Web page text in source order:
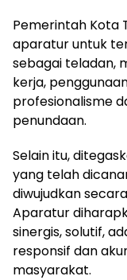
Pemerintah Kota
aparatur untuk
sebagai teladan,
kerja,
profesionalisme
penundaan.
Selain itu,
yang telah
diwujudkan
Aparatur
sinergis, solutif,
responsif dan
masyarakat.